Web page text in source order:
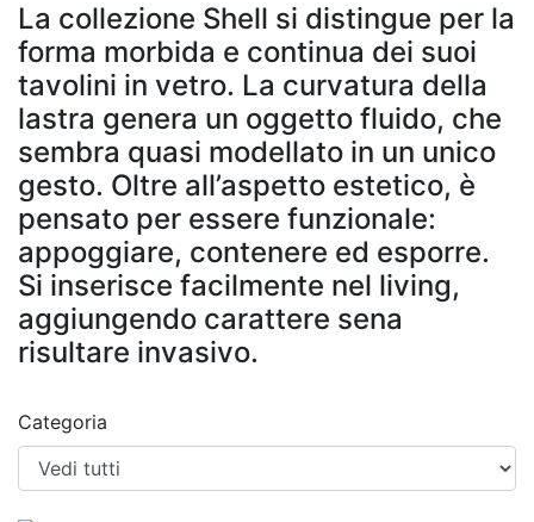
La collezione Shell si distingue per la
forma morbida e continua dei suoi
tavolini in vetro. La curvatura della
lastra genera un oggetto fluido, che
sembra quasi modellato in un unico
gesto. Oltre all’aspetto estetico, è
pensato per essere funzionale:
appoggiare, contenere ed esporre.
Si inserisce facilmente nel living,
aggiungendo carattere sena
risultare invasivo.
Categoria